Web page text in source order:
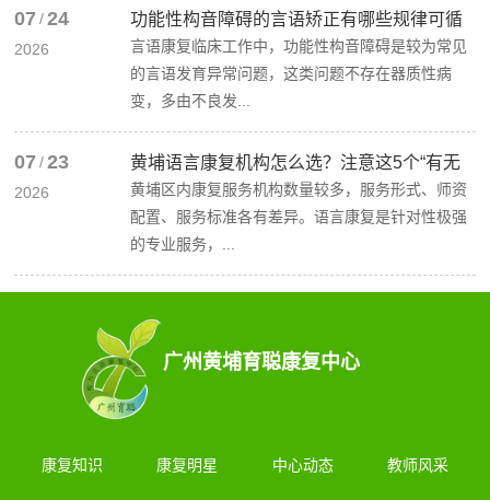
07 / 24
2026
功能性构音障碍的言语矫正有哪些规律可循
言语康复临床工作中，功能性构音障碍是较为常见
的言语发育异常问题，这类问题不存在器质性病
变，多由不良发...
07 / 23
2026
黄埔语言康复机构怎么选？注意这5个“有无
黄埔区内康复服务机构数量较多，服务形式、师资
配置、服务标准各有差异。语言康复是针对性极强
的专业服务，...
广州黄埔育聪康复中心
康复知识 康复明星 中心动态 教师风采